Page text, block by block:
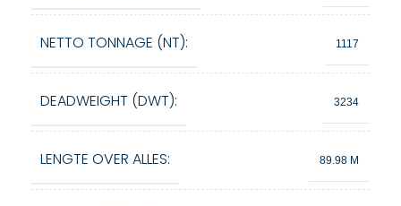
NETTO TONNAGE (NT): 1117
DEADWEIGHT (DWT): 3234
LENGTE OVER ALLES: 89.98 M